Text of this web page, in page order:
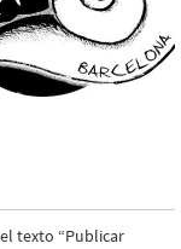
el texto “Publicar